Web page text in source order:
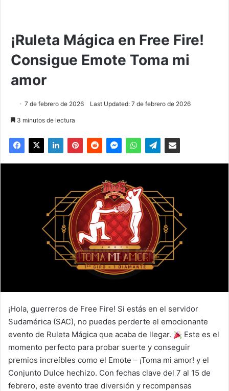
¡Ruleta Mágica en Free Fire!
Consigue Emote Toma mi
amor
7 de febrero de 2026 Last Updated: 7 de febrero de 2026
3 minutos de lectura
¡Hola, guerreros de Free Fire! Si estás en el servidor
Sudamérica (SAC), no puedes perderte el emocionante
evento de Ruleta Mágica que acaba de llegar.
Este es el
momento perfecto para probar suerte y conseguir
premios increíbles como el Emote – ¡Toma mi amor! y el
Conjunto Dulce hechizo. Con fechas clave del 7 al 15 de
febrero, este evento trae diversión y recompensas